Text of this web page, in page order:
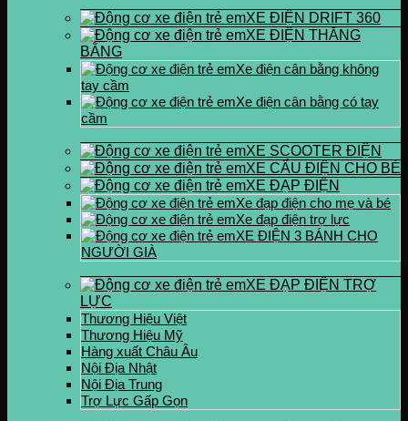
XE ĐIỆN DRIFT 360
XE ĐIỆN THĂNG
BẰNG
Xe điện cân bằng không
tay cầm
Xe điện cân bằng có tay
cầm
XE SCOOTER ĐIỆN
XE CẨU ĐIỆN CHO BÉ
XE ĐẠP ĐIỆN
Xe đạp điện cho mẹ và bé
Xe đạp điện trợ lực
XE ĐIỆN 3 BÁNH CHO
NGƯỜI GIÀ
XE ĐẠP ĐIỆN TRỢ
LỰC
Thương Hiệu Việt
Thương Hiệu Mỹ
Hàng xuất Châu Âu
Nội Địa Nhật
Nội Địa Trung
Trợ Lực Gấp Gọn